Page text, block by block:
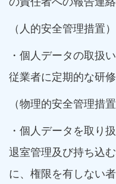
（人的安全管理措置）
・個人データの取扱
従業者に定期的な研
（物理的安全管理措置
・個人データを取り
退室管理及び持ち込
に、権限を有しない